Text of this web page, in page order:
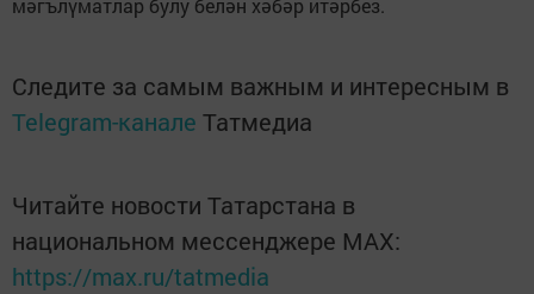
мәгълүматлар булу белән хәбәр итәрбез.
Следите за самым важным и интересным в
Telegram-канале Татмедиа
Читайте новости Татарстана в
национальном мессенджере MАХ:
https://max.ru/tatmedia